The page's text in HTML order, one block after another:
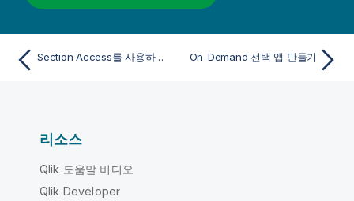
Section Access를 사용하여 데이터 보안 관리 On-Demand 선택 앱 만들기
리소스
Qlik 도움말 비디오
Qlik Developer